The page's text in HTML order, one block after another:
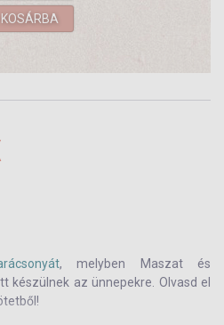
KOSÁRBA
, melyben Maszat és
készülnek az ünnepekre. Olvasd el